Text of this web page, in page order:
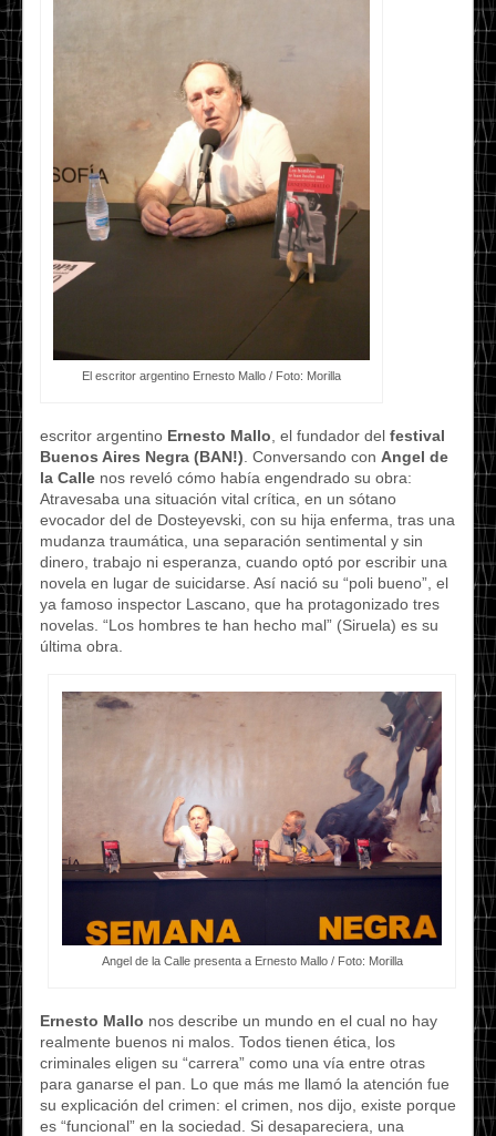
El escritor argentino Ernesto Mallo / Foto: Morilla
escritor argentino Ernesto Mallo, el fundador del festival
Buenos Aires Negra (BAN!). Conversando con Angel de
la Calle nos reveló cómo había engendrado su obra:
Atravesaba una situación vital crítica, en un sótano
evocador del de Dosteyevski, con su hija enferma, tras una
mudanza traumática, una separación sentimental y sin
dinero, trabajo ni esperanza, cuando optó por escribir una
novela en lugar de suicidarse. Así nació su “poli bueno”, el
ya famoso inspector Lascano, que ha protagonizado tres
novelas. “Los hombres te han hecho mal” (Siruela) es su
última obra.
Angel de la Calle presenta a Ernesto Mallo / Foto: Morilla
Ernesto Mallo nos describe un mundo en el cual no hay
realmente buenos ni malos. Todos tienen ética, los
criminales eligen su “carrera” como una vía entre otras
para ganarse el pan. Lo que más me llamó la atención fue
su explicación del crimen: el crimen, nos dijo, existe porque
es “funcional” en la sociedad. Si desapareciera, una